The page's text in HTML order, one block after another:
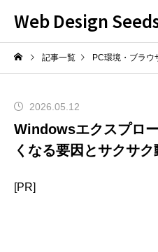
Web Design
記事一覧 PC環境・ブラウ
2026.05.12
Windowsエクスプロ
くなる要因とサクサ
[PR]